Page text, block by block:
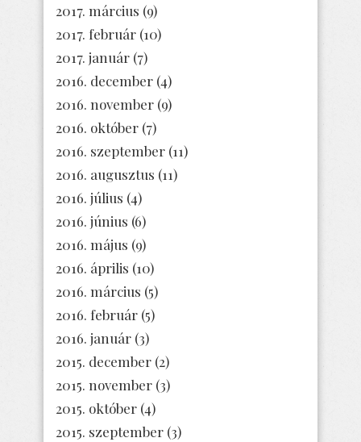
2017. március (9)
2017. február (10)
2017. január (7)
2016. december (4)
2016. november (9)
2016. október (7)
2016. szeptember (11)
2016. augusztus (11)
2016. július (4)
2016. június (6)
2016. május (9)
2016. április (10)
2016. március (5)
2016. február (5)
2016. január (3)
2015. december (2)
2015. november (3)
2015. október (4)
2015. szeptember (3)